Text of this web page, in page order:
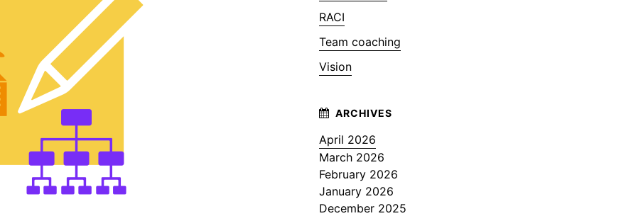
RACI
Team coaching
Vision
April 2026
March 2026
February 2026
January 2026
December 2025